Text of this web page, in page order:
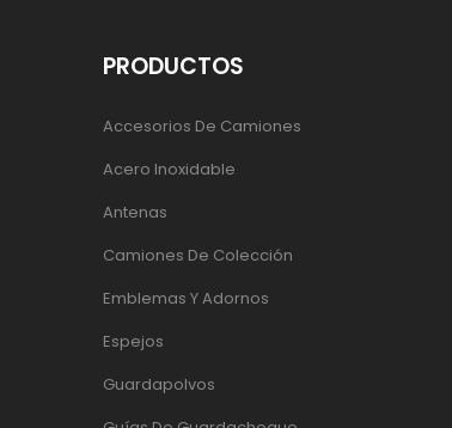
PRODUCTOS
Accesorios De Camiones
Acero Inoxidable
Antenas
Camiones De Colección
Emblemas Y Adornos
Espejos
Guardapolvos